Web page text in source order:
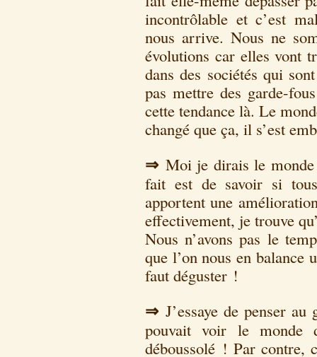
incontrôlable et c’est
nous arrive. Nous ne
évolutions car elles vont
dans des sociétés qui
pas mettre des garde-
cette tendance là. Le
changé que ça, il s’est
⇒ Moi je dirais le
fait est de savoir si
apportent une
effectivement, je trouve
Nous n’avons pas le
que l’on nous en
faut déguster !
⇒J’essaye de penser
pouvait voir le monde
déboussolé ! Par contre,